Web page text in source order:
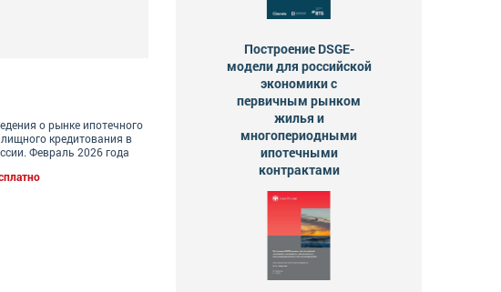
о рынке ипотечного
кредитования в
Февраль 2026 года
Построение DSGE-
модели для российской
экономики с
первичным рынком
жилья и
многопериодными
ипотечными
контрактами